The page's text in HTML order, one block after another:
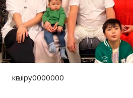
көшіру0000000